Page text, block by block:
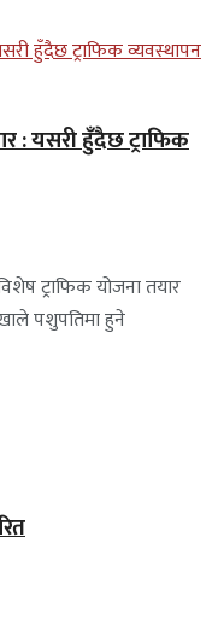
: यसरी हुँदैछ ट्राफिक
ट्राफिक योजना तयार
पशुपतिमा हुने